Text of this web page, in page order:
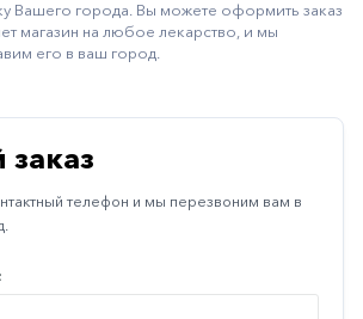
Вашего города. Вы можете оформить заказ
магазин на любое лекарство, и мы
его в ваш город.
телефон и мы перезвоним вам в